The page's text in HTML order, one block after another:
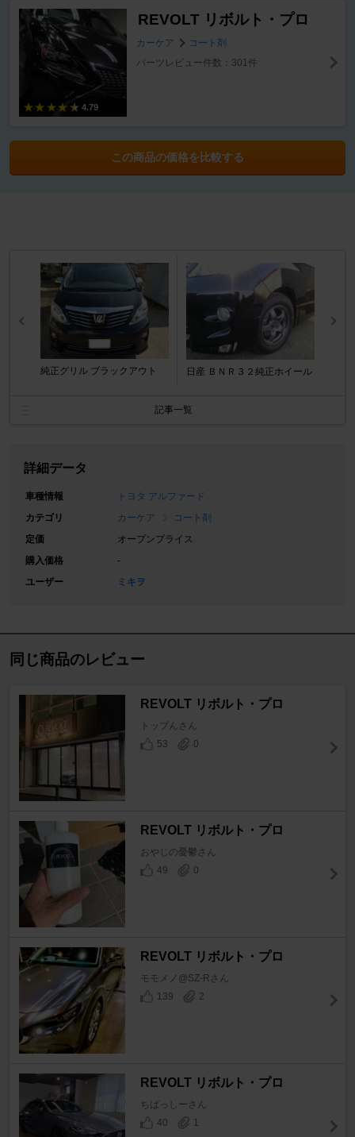
4.79
REVOLT リボルト・プロ
カーケア
コート剤
パーツレビュー件数：301件
この商品の価格を比較する
純正グリル ブラックアウト 日産 ＢＮＲ３２純正ホイール
記事一覧
詳細データ
車種情報
トヨタ アルファード
カテゴリ
カーケア
コート剤
定価
オープンプライス
購入価格
-
ユーザー
ミキヲ
同じ商品のレビュー
REVOLT リボルト・プロ
トップんさん
53
0
REVOLT リボルト・プロ
おやじの憂鬱さん
49
0
REVOLT リボルト・プロ
モモメノ@SZ-Rさん
139
2
REVOLT リボルト・プロ
ちばっしーさん
40
1